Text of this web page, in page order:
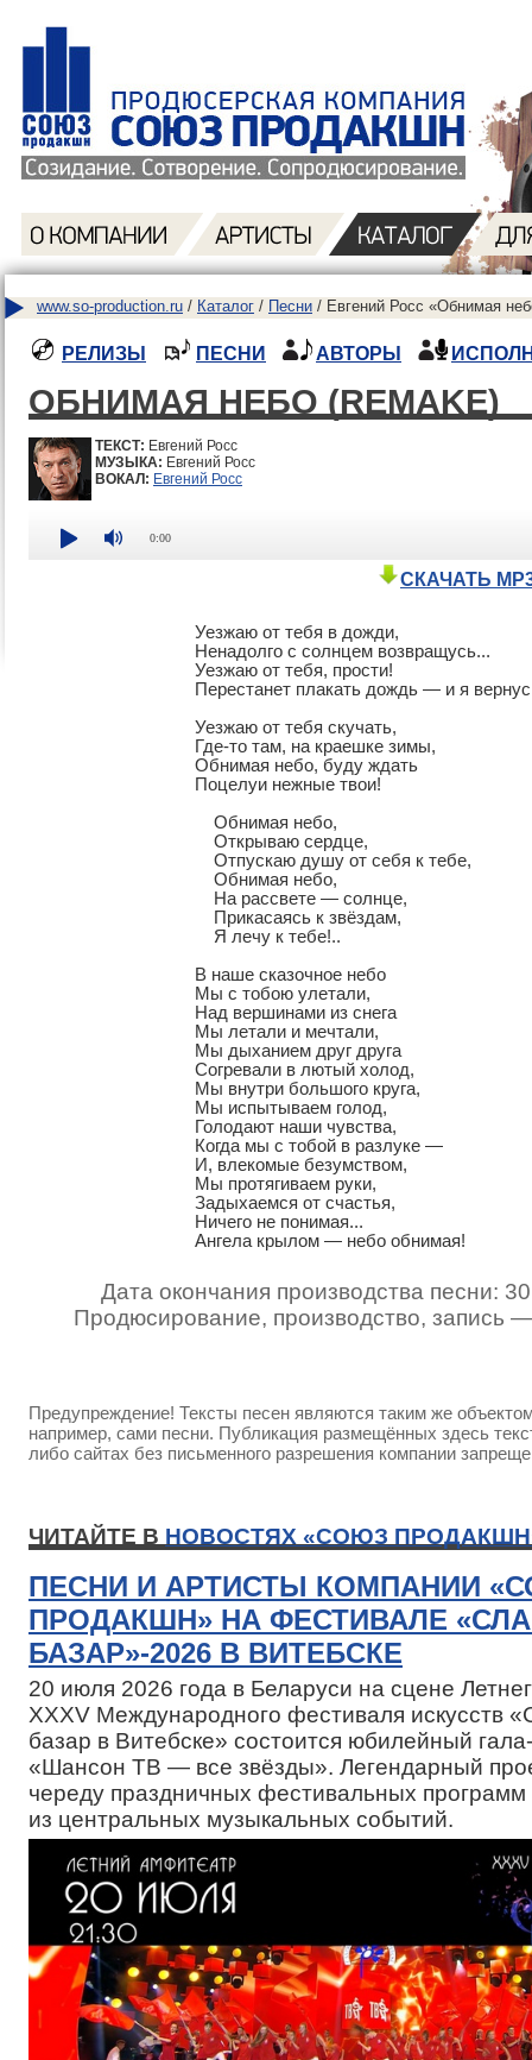
www.so-production.ru / Каталог / Песни / Евгений Росс «Обнимая
РЕЛИЗЫ ПЕСНИ АВТОРЫ
ОБНИМАЯ НЕБО (REMAKE)
ТЕКСТ: Евгений Росс
МУЗЫКА: Евгений Росс
ВОКАЛ: Евгений Росс
0:00
СКАЧАТЬ
Уезжаю от тебя в дожди,
Ненадолго с солнцем возвращусь...
Уезжаю от тебя, прости!
Перестанет плакать дождь — и я
Уезжаю от тебя скучать,
Где-то там, на краешке зимы,
Обнимая небо, буду ждать
Поцелуи нежные твои!
    Обнимая небо,
    Открываю сердце,
    Отпускаю душу от себя к тебе,
    Обнимая небо,
    На рассвете — солнце,
    Прикасаясь к звёздам,
    Я лечу к тебе!..
В наше сказочное небо
Мы с тобою улетали,
Над вершинами из снега
Мы летали и мечтали,
Мы дыханием друг друга
Согревали в лютый холод,
Мы внутри большого круга,
Мы испытываем голод,
Голодают наши чувства,
Когда мы с тобой в разлуке —
И, влекомые безумством,
Мы протягиваем руки,
Задыхаемся от счастья,
Ничего не понимая...
Ангела крылом — небо обнимая!
Дата окончания производства песни:
Продюсирование, производство, запись
Предупреждение! Тексты песен являются таким же
например, сами песни. Публикация размещённых здесь
либо сайтах без письменного разрешения компании
ЧИТАЙТЕ В НОВОСТЯХ «СОЮЗ
ПЕСНИ И АРТИСТЫ КОМПАНИИ
ПРОДАКШН» НА ФЕСТИВАЛЕ
БАЗАР»-2026 В ВИТЕБСКЕ
20 июля 2026 года в Беларуси на сцене
XXXV Международного фестиваля искусств
базар в Витебске» состоится юбилейный
«Шансон ТВ — все звёзды». Легендарный
череду праздничных фестивальных программ
из центральных музыкальных событий.